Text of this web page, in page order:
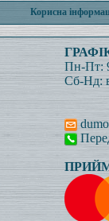
Корисна
Пн-Пт:
Сб-Нд: